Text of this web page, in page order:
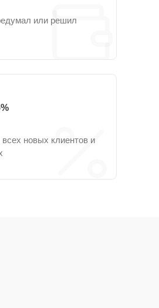
или решил
новых клиентов и